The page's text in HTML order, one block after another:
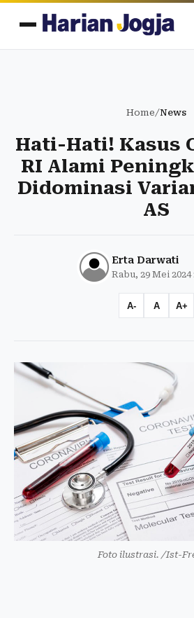
Home/News
Hati-Hati! Kasus
RI Alami
Didominasi
AS
Erta Darwati
Rabu, 29 Mei 2024
A- A A+
Foto ilustrasi. /Ist-